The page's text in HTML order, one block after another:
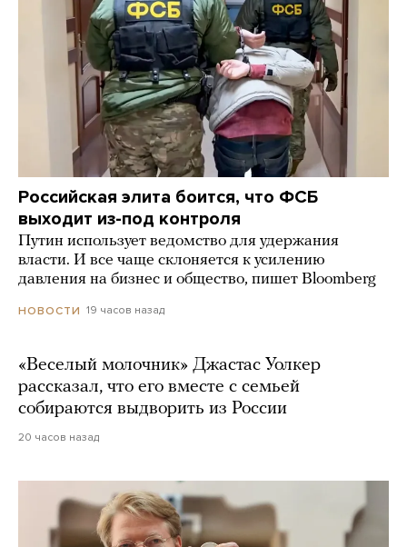
Российская элита боится, что ФСБ
выходит из-под контроля
Путин использует ведомство для удержания
власти. И все чаще склоняется к усилению
давления на бизнес и общество, пишет Bloomberg
НОВОСТИ 19 часов назад
«Веселый молочник» Джастас Уолкер
рассказал, что его вместе с семьей
собираются выдворить из России
20 часов назад